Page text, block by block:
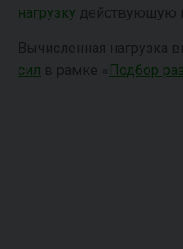
нагрузку действующую
Вычисленная нагрузка
сил в рамке « Подбор